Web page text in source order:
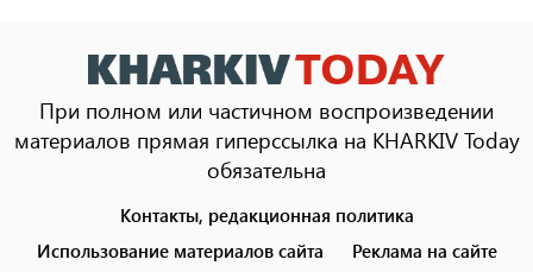
При полном или частичном воспроизведении
материалов прямая гиперссылка на KHARKIV Today
обязательна
menu
Контакты, редакционная политика
Использование материалов сайта
Реклама на сайте